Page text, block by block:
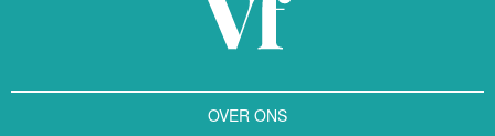
OVER ONS